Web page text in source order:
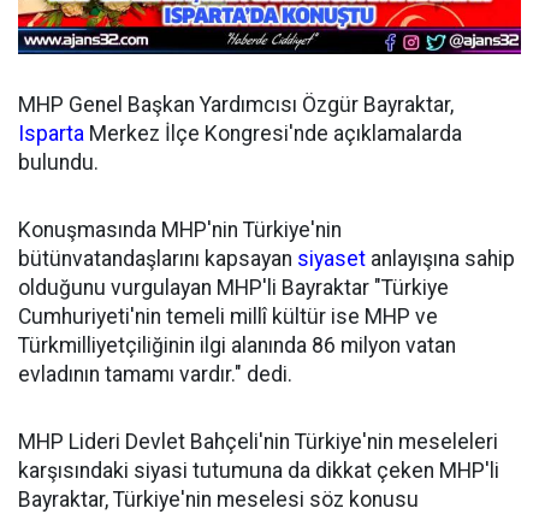
MHP Genel Başkan Yardımcısı Özgür Bayraktar,
Isparta Merkez İlçe Kongresi'nde açıklamalarda
bulundu.
Konuşmasında MHP'nin Türkiye'nin
bütünvatandaşlarını kapsayan siyaset anlayışına sahip
olduğunu vurgulayan MHP'li Bayraktar "Türkiye
Cumhuriyeti'nin temeli millî kültür ise MHP ve
Türkmilliyetçiliğinin ilgi alanında 86 milyon vatan
evladının tamamı vardır." dedi.
MHP Lideri Devlet Bahçeli'nin Türkiye'nin meseleleri
karşısındaki siyasi tutumuna da dikkat çeken MHP'li
Bayraktar, Türkiye'nin meselesi söz konusu